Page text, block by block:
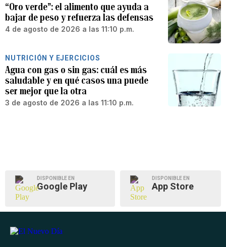
“Oro verde”: el alimento que ayuda a
bajar de peso y refuerza las defensas
4 de agosto de 2026 a las 11:10 p.m.
NUTRICIÓN Y EJERCICIOS
Agua con gas o sin gas: cuál es más
saludable y en qué casos una puede
ser mejor que la otra
3 de agosto de 2026 a las 11:10 p.m.
DISPONIBLE EN
Google Play
DISPONIBLE EN
App Store